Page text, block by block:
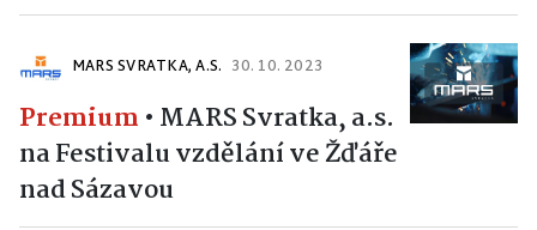
MARS SVRATKA, A.S. 30. 10. 2023
Premium • MARS Svratka, a.s.
na Festivalu vzdělání ve Žďáře
nad Sázavou